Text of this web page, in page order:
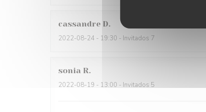
cassandre D
2022-08-24 - 19:30 - Invitados 7
sonia R
2022-08-19 - 13:00 - Invitados 5